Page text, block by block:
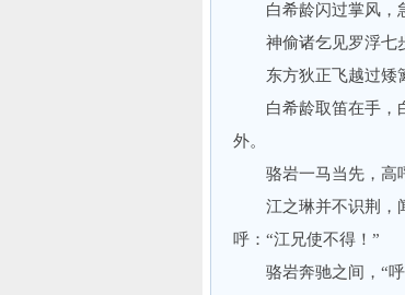
白希龄闪过掌风，
神偷诸乞见罗浮七步
东方狄正飞越过矮篱
白希龄取笛在手，白
外。
骆岩一马当先，高
江之琳并不识荆，闻
呼：“江兄使不得！”
骆岩奔驰之间，“呼”